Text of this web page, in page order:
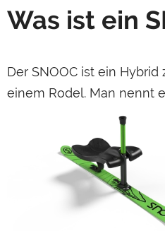
Was ist ein
Der SNOOC ist ein
einem Rodel. Man nennt